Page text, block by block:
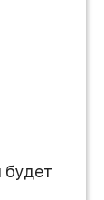
будет